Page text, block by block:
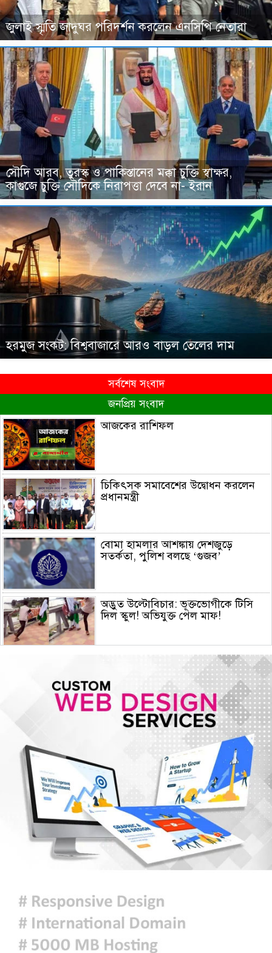
জুলাই স্মৃতি জাদুঘর পরিদর্শন করলেন এনসিপি নেতারা
সৌদি আরব, তুরস্ক ও পাকিস্তানের মক্কা চুক্তি স্বাক্ষর,
কাগুজে চুক্তি সৌদিকে নিরাপত্তা দেবে না- ইরান
হরমুজ সংকট: বিশ্ববাজারে আরও বাড়ল তেলের দাম
সর্বশেষ সংবাদ
জনপ্রিয় সংবাদ
আজকের রাশিফল
চিকিৎসক সমাবেশের উদ্বোধন করলেন
প্রধানমন্ত্রী
বোমা হামলার আশঙ্কায় দেশজুড়ে
সতর্কতা, পুলিশ বলছে ‘গুজব’
অদ্ভুত উল্টোবিচার: ভূক্তভোগীকে টিসি
দিল স্কুল! অভিযুক্ত পেল মাফ!
জুলাই স্মৃতি জাদুঘর পরিদর্শন করলেন
সৌদি আরব, তুরস্ক ও পাকিস্তানের মক্কা
চুক্তি স্বাক্ষর, কাগুজে চুক্তি সৌদিকে
নিরাপত্তা দেবে না- ইরান
হরমুজ সংকট: বিশ্ববাজারে আরও বাড়ল
তেলের দাম
মুক্তিযুদ্ধ কোনো রাজনৈতিক দলের যুদ্ধ
ছিল না : ভারপ্রাপ্ত রাষ্ট্রপতি
ঢাকায় হালকা বৃষ্টি হতে পারে, দেশের
কোথাও কোথাও মাঝারি থেকে ভারী
বর্ষণের সম্ভাবনা